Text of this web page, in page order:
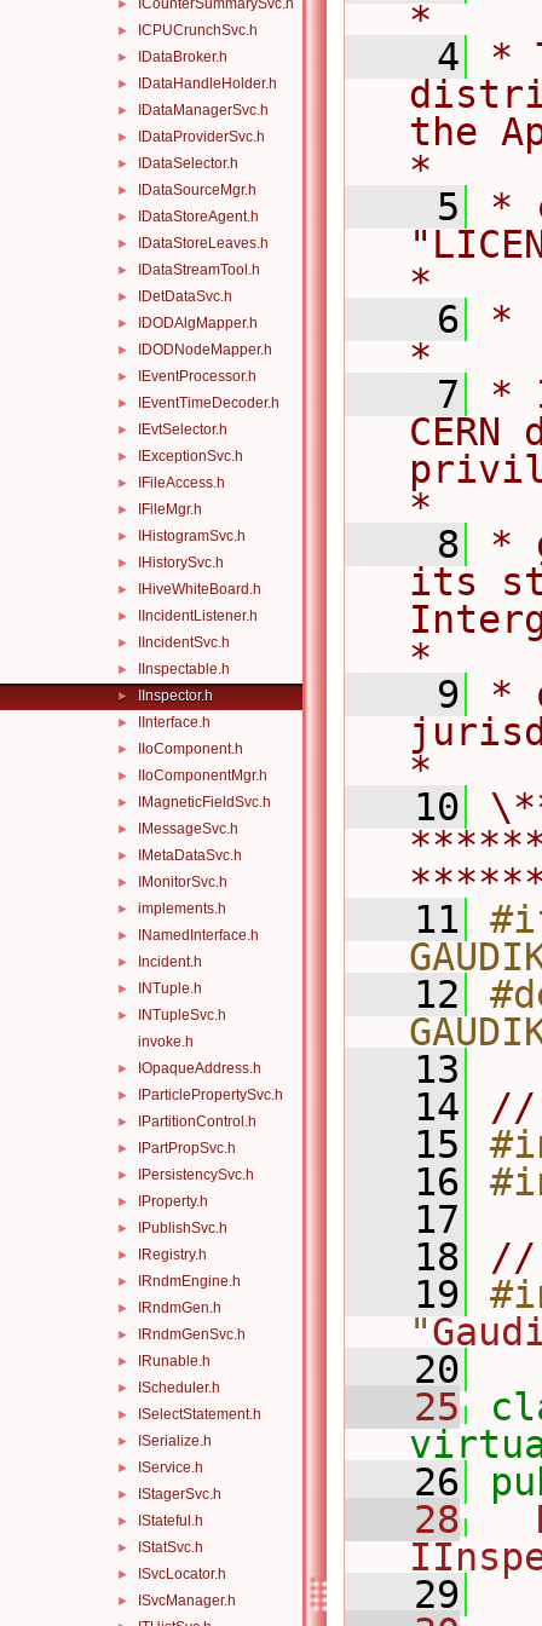
► ICounterSummarySvc.h
► ICPUCrunchSvc.h
► IDataBroker.h
► IDataHandleHolder.h
► IDataManagerSvc.h
► IDataProviderSvc.h
► IDataSelector.h
► IDataSourceMgr.h
► IDataStoreAgent.h
► IDataStoreLeaves.h
► IDataStreamTool.h
► IDetDataSvc.h
► IDODAlgMapper.h
► IDODNodeMapper.h
► IEventProcessor.h
► IEventTimeDecoder.h
► IEvtSelector.h
► IExceptionSvc.h
► IFileAccess.h
► IFileMgr.h
► IHistogramSvc.h
► IHistorySvc.h
► IHiveWhiteBoard.h
► IIncidentListener.h
► IIncidentSvc.h
► IInspectable.h
► IInspector.h
► IInterface.h
► IIoComponent.h
► IIoComponentMgr.h
► IMagneticFieldSvc.h
► IMessageSvc.h
► IMetaDataSvc.h
► IMonitorSvc.h
► implements.h
► INamedInterface.h
► Incident.h
► INTuple.h
►
INTupleSvc.h
invoke.h
► IOpaqueAddress.h
► IParticlePropertySvc.h
► IPartitionControl.h
► IPartPropSvc.h
► IPersistencySvc.h
► IProperty.h
► IPublishSvc.h
► IRegistry.h
► IRndmEngine.h
► IRndmGen.h
► IRndmGenSvc.h
► IRunable.h
► IScheduler.h
► ISelectStatement.h
► ISerialize.h
► IService.h
► IStagerSvc.h
► IStateful.h
► IStatSvc.h
► ISvcLocator.h
► ISvcManager.h
*
    4
*
the
*
    5
*
*
    6
*
*
    7
*
*
    8
*
its
*
    9
*
*
   10
   11
   12
   13
   14
//
   15
   16
   17
   18
//
   19
"
   20
   25
   26
   28
   29